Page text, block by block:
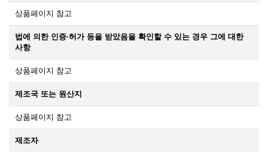
상품페이지 참고
법에 의한 인증·허가 등을 받았음을 확인할 수 있는 경우 그에 대한
사항
상품페이지 참고
제조국 또는 원산지
상품페이지 참고
제조자